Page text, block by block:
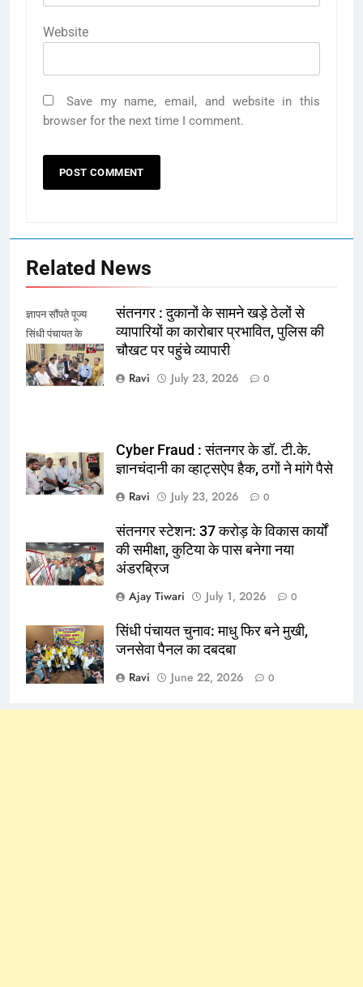
Website
Save my name, email, and website in this
browser for the next time I comment.
Related News
ज्ञापन सौंपते पूज्य
सिंधी पंचायत के
पदाधिकारी
संतनगर : दुकानों के सामने खड़े ठेलों से
व्यापारियों का कारोबार प्रभावित, पुलिस की
चौखट पर पहुंचे व्यापारी
Ravi
July 23, 2026 0
Cyber Fraud : संतनगर के डॉ. टी.के.
ज्ञानचंदानी का व्हाट्सऐप हैक, ठगों ने मांगे पैसे
Ravi
July 23, 2026 0
संतनगर स्टेशन: 37 करोड़ के विकास कार्यों
की समीक्षा, कुटिया के पास बनेगा नया
अंडरब्रिज
Ajay Tiwari
July 1, 2026 0
सिंधी पंचायत चुनाव: माधु फिर बने मुखी,
जनसेवा पैनल का दबदबा
Ravi
June 22, 2026 0